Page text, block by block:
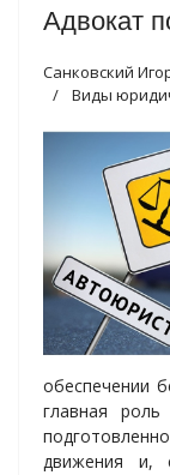
Адвокат
Санковский
Виды
обеспечении
главная
движения и,